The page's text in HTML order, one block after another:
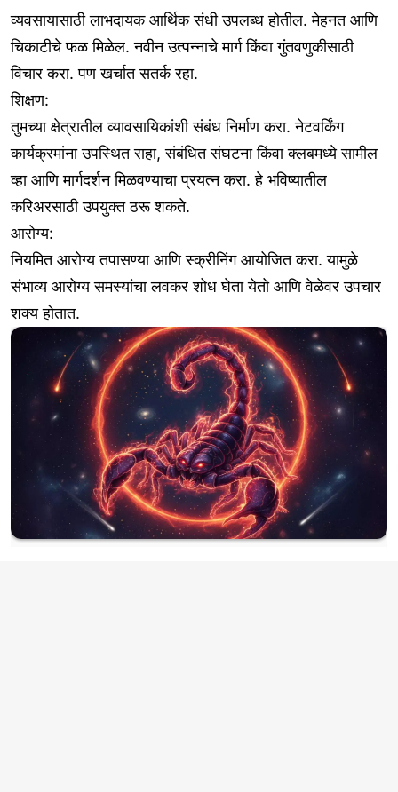
व्यवसायासाठी लाभदायक आर्थिक संधी उपलब्ध होतील. मेहनत आणि
चिकाटीचे फळ मिळेल. नवीन उत्पन्नाचे मार्ग किंवा गुंतवणुकीसाठी
विचार करा. पण खर्चात सतर्क रहा.
शिक्षण:
तुमच्या क्षेत्रातील व्यावसायिकांशी संबंध निर्माण करा. नेटवर्किंग
कार्यक्रमांना उपस्थित राहा, संबंधित संघटना किंवा क्लबमध्ये सामील
व्हा आणि मार्गदर्शन मिळवण्याचा प्रयत्न करा. हे भविष्यातील
करिअरसाठी उपयुक्त ठरू शकते.
आरोग्य:
नियमित आरोग्य तपासण्या आणि स्क्रीनिंग आयोजित करा. यामुळे
संभाव्य आरोग्य समस्यांचा लवकर शोध घेता येतो आणि वेळेवर उपचार
शक्य होतात.